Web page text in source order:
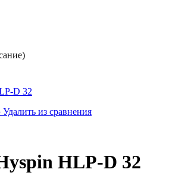
D 32
Удалить из сравнения
HLP-D 32